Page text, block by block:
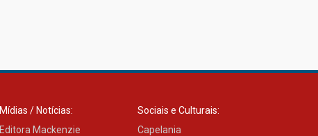
Mídias / Notícias:
Editora Mackenzie
Sociais e Culturais:
Capelania